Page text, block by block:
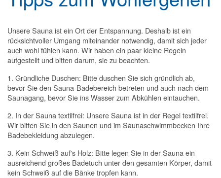
Unsere Sauna ist ein Ort der Entspannung. Deshalb ist ein
rücksichtvoller Umgang miteinander notwendig, damit sich jeder
auch wohl fühlen kann. Wir haben ein paar kleine Regeln
aufgestellt und bitten darum, sie zu beachten.
1. Gründliche Duschen: Bitte duschen Sie sich gründlich ab,
bevor Sie den Sauna-Badebereich betreten und auch nach dem
Saunagang, bevor Sie ins Wasser zum Abkühlen eintauchen.
2. In der Sauna textilfrei: Unsere Sauna ist in der Regel textilfrei.
Wir bitten Sie in den Saunen und im Saunaschwimmbecken Ihre
Badebekleidung abzulegen.
3. Kein Schweiß auf's Holz: Bitte legen Sie in der Sauna ein
ausreichend großes Badetuch unter den gesamten Körper, damit
kein Schweiß auf die Bänke tropfen kann.